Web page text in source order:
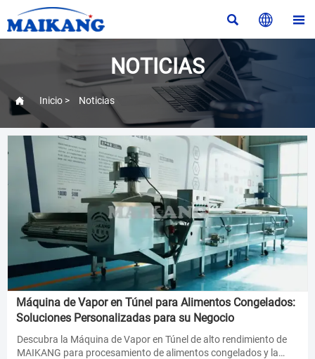
  
NOTICIAS
 Inicio > Noticias
Máquina de Vapor en Túnel para Alimentos Congelados:
Soluciones Personalizadas para su Negocio
Descubra la Máquina de Vapor en Túnel de alto rendimiento de
MAIKANG para procesamiento de alimentos congelados y la